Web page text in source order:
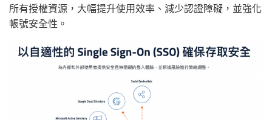
所有授權資源，大幅提升使用效率、減少認證障礙，並強化
帳號安全性。